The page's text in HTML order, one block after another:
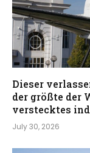
Dieser
der größte der
verstecktes
July 30, 2026